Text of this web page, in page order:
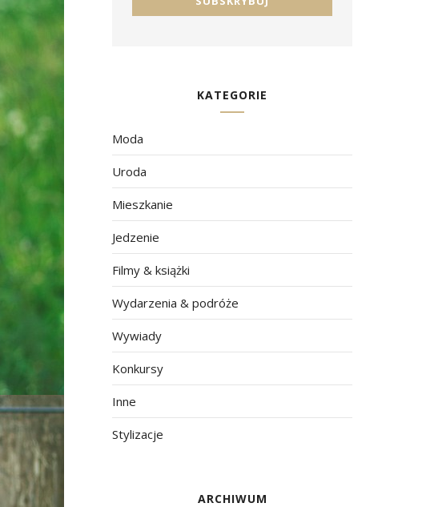
KATEGORIE
Moda
Uroda
Mieszkanie
Jedzenie
Filmy & książki
Wydarzenia & podróże
Wywiady
Konkursy
Inne
Stylizacje
ARCHIWUM